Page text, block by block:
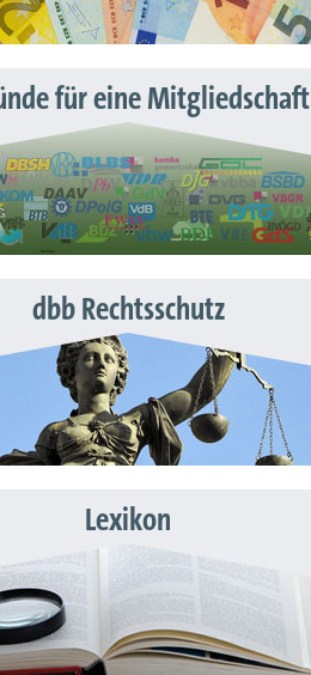
für eine Mitgliedschaft
dbb Rechtsschutz
Lexikon